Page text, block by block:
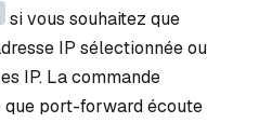
si vous souhaitez que
IP sélectionnée ou
IP. La commande
que port-forward écoute